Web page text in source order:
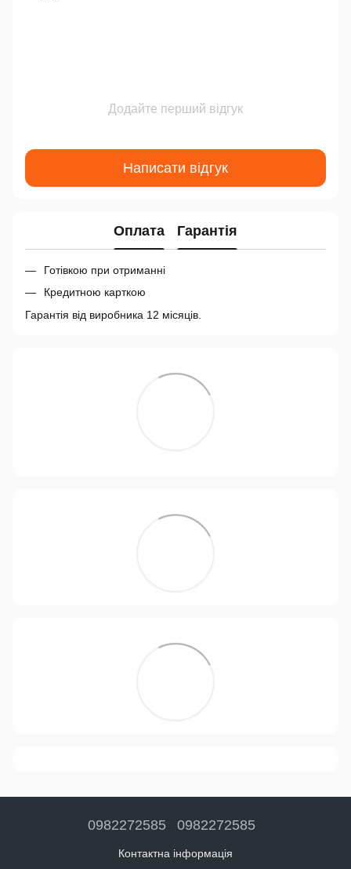
Додайте перший відгук
Написати відгук
Оплата Гарантія
Готівкою при отриманні
Кредитною карткою
Гарантія від виробника 12 місяців.
0982272585 0982272585
Контактна інформація